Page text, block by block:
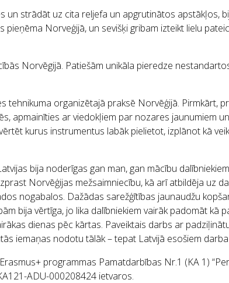
un strādāt uz cita reljefa un apgrutinātos apstākļos,
Norveģijā, un sevišķi gribam izteikt lielu
Norvēgijā. Patiešām unikāla pieredze
tehnikuma organizētajā praksē Norvēģijā. Pirmkārt,
apmainīties ar viedokļiem par nozares jaunumiem
kurus instrumentus labāk pielietot, izplānot kā
bija noderīgas gan man, gan mācību
Norvēģijas mežsaimniecību, kā arī atbildēja uz
nogabalos. Dažādas sarežģītības jaunaudžu
bija vērtīga, jo lika dalībniekiem vairāk padomāt kā
dienas pēc kārtas. Paveiktais darbs ar
iemaņas nodotu tālāk – tepat Latvijā esošiem darba
programmas Pamatdarbības Nr.1 (KA 1)
ADU-000208424 ietvaros.